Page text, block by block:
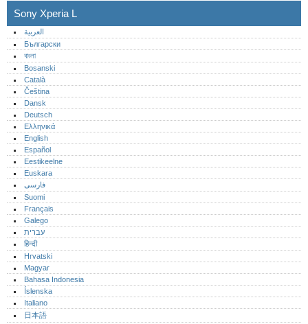
Sony Xperia L
العربية
Български
বাংলা
Bosanski
Català
Čeština
Dansk
Deutsch
Ελληνικά
English
Español
Eestikeelne
Euskara
فارسی
Suomi
Français
Galego
עברית
हिन्दी
Hrvatski
Magyar
Bahasa Indonesia
Íslenska
Italiano
日本語